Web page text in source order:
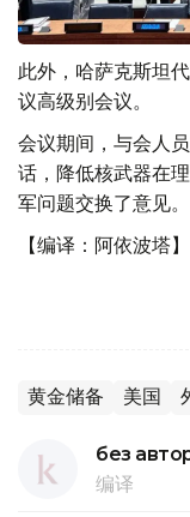
此外，哈萨克斯坦
议高级别会议。
会议期间，与会人
话，降低核武器在
军问题交换了意见。
【编译：阿依波塔】
黄金储备 美国
без
编译